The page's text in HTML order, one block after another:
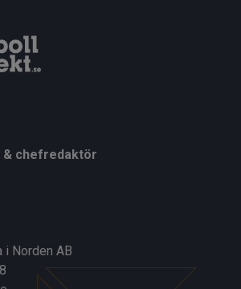
chefredaktör
i Norden AB